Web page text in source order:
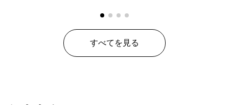
すべてを見る